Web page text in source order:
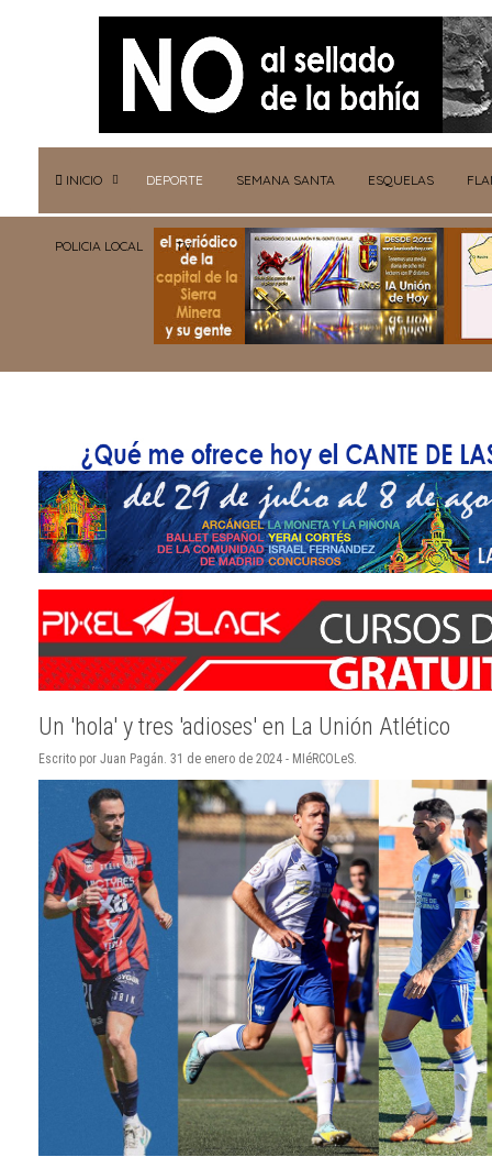
INICIO DEPORTE SEMANA SANTA ESQUELAS
POLICIA LOCAL TV
Un 'hola' y tres 'adioses' en La Unión Atlético
Escrito por Juan Pagán. 31 de enero de 2024 - MIéRCOLeS.